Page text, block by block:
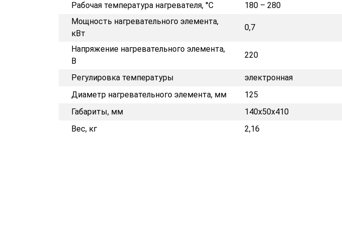
Рабочая температура нагревателя, °C
180 – 280
Мощность нагревательного элемента,
кВт
0,7
Напряжение нагревательного элемента,
В
220
Регулировка температуры
электронная
Диаметр нагревательного элемента, мм
125
Габариты, мм
140х50х410
Вес, кг
2,16